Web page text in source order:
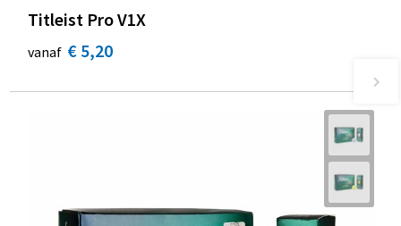
Titleist Pro V1X
vanaf € 5,20